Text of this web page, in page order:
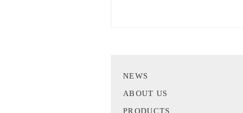
NEWS
ABOUT US
PRODUCTS